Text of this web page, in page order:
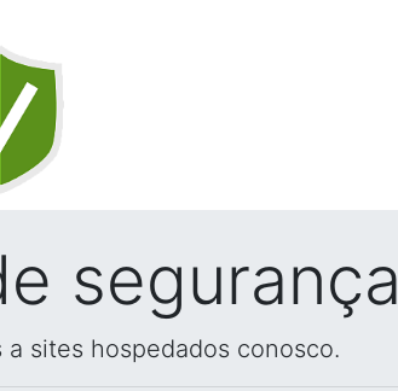
segurança
sites hospedados conosco.